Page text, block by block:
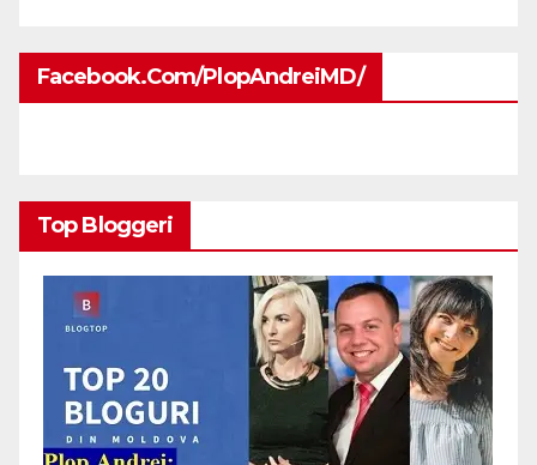
Facebook.com/PlopAndreiMD/
Top Bloggeri